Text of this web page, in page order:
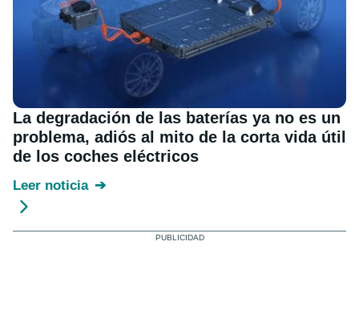
La degradación de las baterías ya no es un
problema, adiós al mito de la corta vida útil
de los coches eléctricos
Leer noticia